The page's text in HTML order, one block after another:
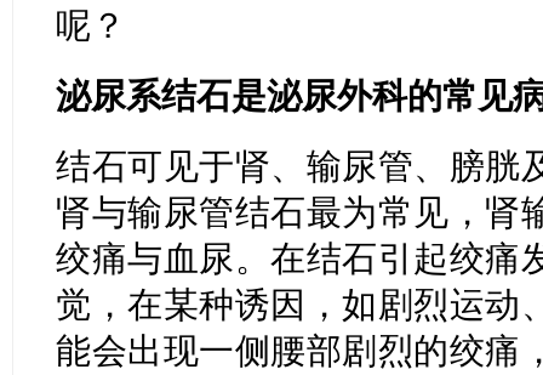
呢？
泌尿系结石是泌尿外科的常见
结石可见于肾、输尿管、膀胱
肾与输尿管结石最为常见，肾
绞痛与血尿。在结石引起绞痛
觉，在某种诱因，如剧烈运动
能会出现一侧腰部剧烈的绞痛